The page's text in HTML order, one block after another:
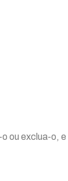
ou exclua-o,